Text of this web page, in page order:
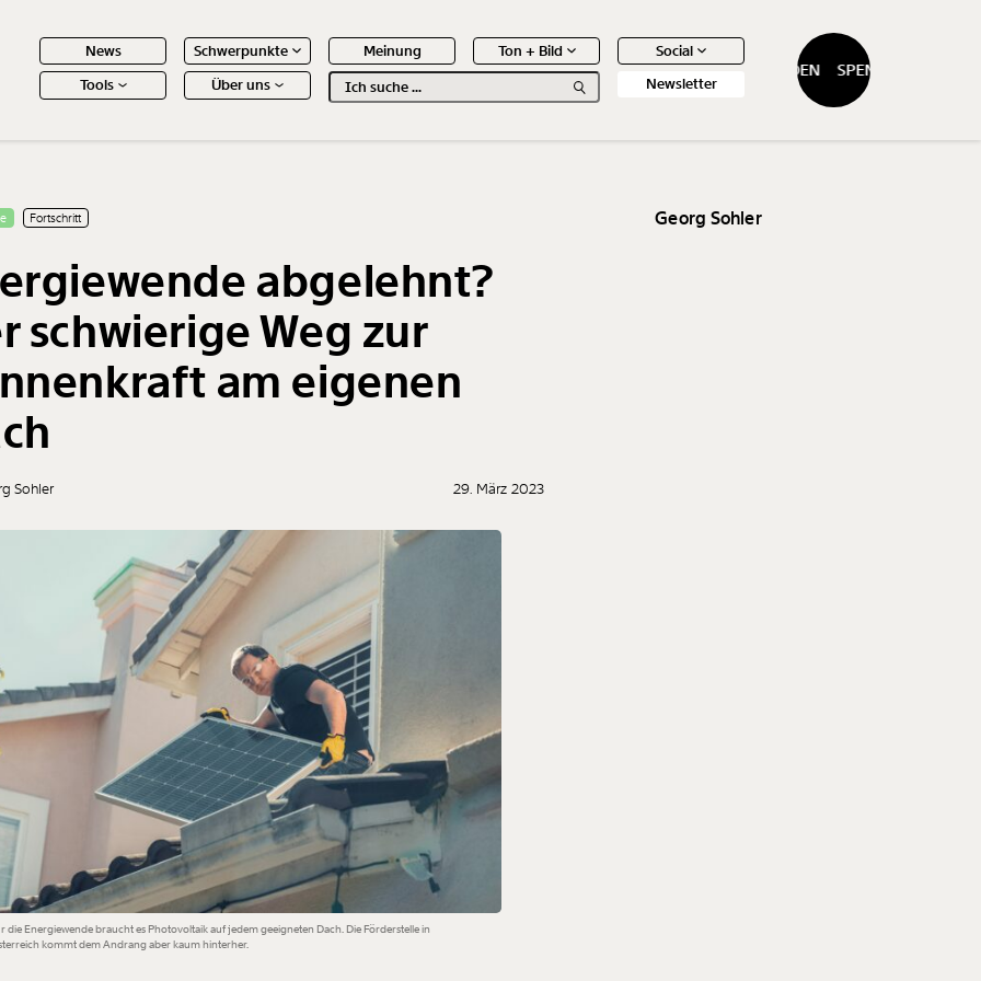
News Schwerpunkte Meinung Ton + Bild
Social
Tools
Über uns Newsletter
SPENDEN SPENDEN
Fortschritt
abgelehnt?
schwierige Weg zur
am eigenen
Sohler 29. März 2023
die Energiewende braucht es Photovoltaik auf jedem geeigneten Dach. Die Förderstelle in
kommt dem Andrang aber kaum hinterher.
Georg Sohler